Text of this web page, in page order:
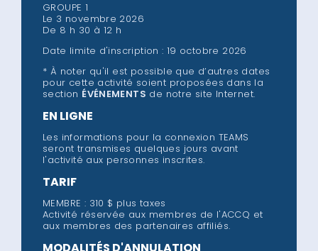
GROUPE 1
Le 3 novembre 2026
De 8 h 30 à 12 h
Date limite d'inscription : 19 octobre 2026
* À noter qu'il est possible que d’autres dates
pour cette activité soient proposées dans la
section ÉVÉNEMENTS de notre site Internet.
EN LIGNE
Les informations pour la connexion TEAMS
seront transmises quelques jours avant
l'activité aux personnes inscrites.
TARIF
MEMBRE : 310 $ plus taxes
Activité réservée aux membres de l'ACCQ et
aux membres des partenaires affiliés.